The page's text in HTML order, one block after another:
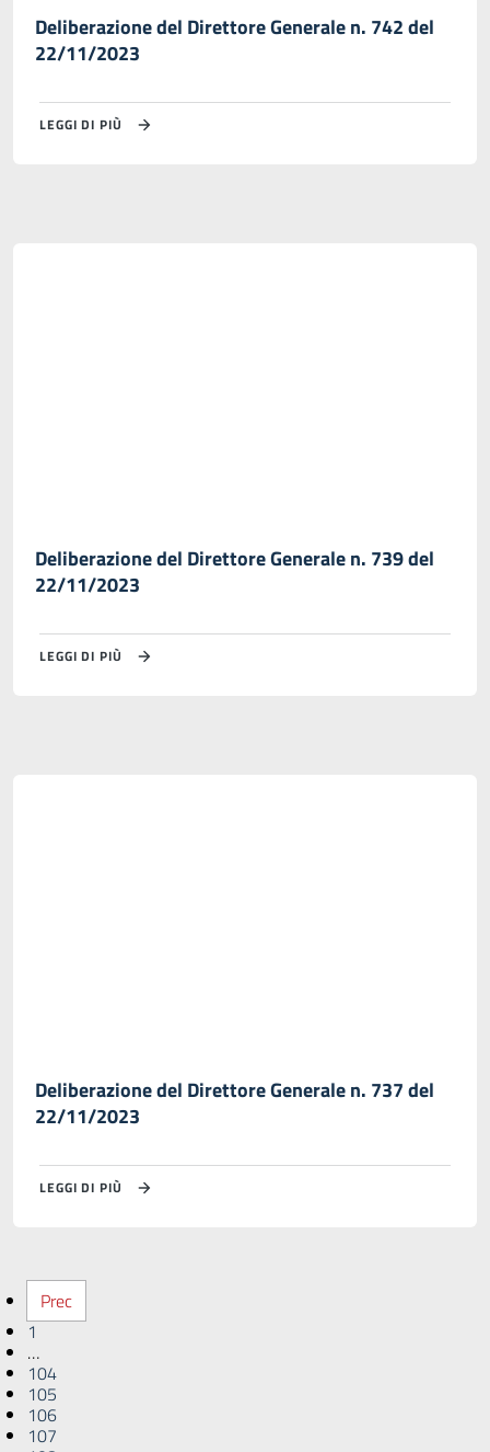
Deliberazione del Direttore Generale n. 742 del
22/11/2023
LEGGI DI PIÙ
Deliberazione del Direttore Generale n. 739 del
22/11/2023
LEGGI DI PIÙ
Deliberazione del Direttore Generale n. 737 del
22/11/2023
LEGGI DI PIÙ
Prec
1
…
104
105
106
107